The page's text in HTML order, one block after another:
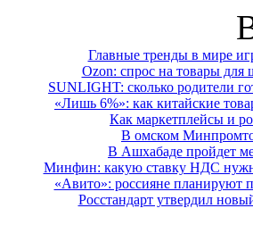
Главные тренды в мире
Ozon: спрос на товары для
SUNLIGHT: сколько родители
«Лишь 6%»: как китайские
Как маркетплейсы и
В омском
В Ашхабаде пройдет
Минфин: какую ставку НДС
«Авито»: россияне планируют
Росстандарт утвердил